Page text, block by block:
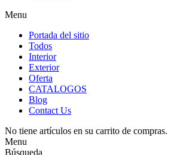
Menu
Portada del sitio
Todos
Interior
Exterior
Oferta
CATALOGOS
Blog
Contact Us
No tiene artículos en su carrito de compras.
Menu
Búsqueda